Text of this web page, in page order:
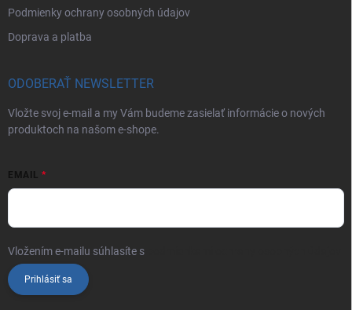
Podmienky ochrany osobných údajov
Doprava a platba
ODOBERAŤ NEWSLETTER
Vložte svoj e-mail a my Vám budeme zasielať informácie o nových
produktoch na našom e-shope.
EMAIL
Vložením e-mailu súhlasíte s
Prihlásiť sa